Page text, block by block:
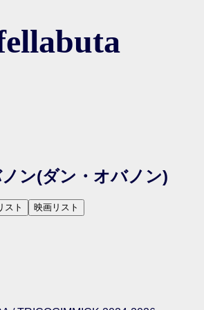
ン(ダン・オバノン)
スト 映画リスト